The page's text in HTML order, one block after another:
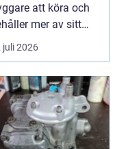
att köra och
mer av sitt
I no...
juli 2026